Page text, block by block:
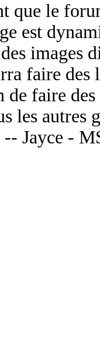
que le
est
images
faire des
de faire
les autres
-- Jayce -